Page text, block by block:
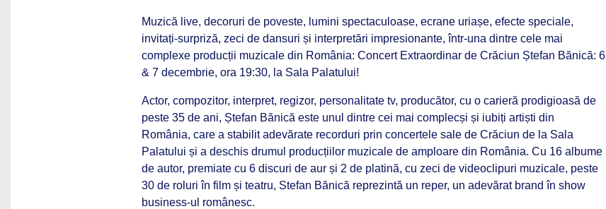
Muzică live, decoruri de poveste, lumini spectaculoase, ecrane uriașe, efecte speciale,
invitați-surpriză, zeci de dansuri și interpretări impresionante, într-una dintre cele mai
complexe producții muzicale din România: Concert Extraordinar de Crăciun Ștefan Bănică: 6
& 7 decembrie, ora 19:30, la Sala Palatului!
Actor, compozitor, interpret, regizor, personalitate tv, producător, cu o carieră prodigioasă de
peste 35 de ani, Ștefan Bănică este unul dintre cei mai complecși și iubiți artiști din
România, care a stabilit adevărate recorduri prin concertele sale de Crăciun de la Sala
Palatului și a deschis drumul producțiilor muzicale de amploare din România. Cu 16 albume
de autor, premiate cu 6 discuri de aur și 2 de platină, cu zeci de videoclipuri muzicale, peste
30 de roluri în film și teatru, Stefan Bănică reprezintă un reper, un adevărat brand în show
business-ul românesc.